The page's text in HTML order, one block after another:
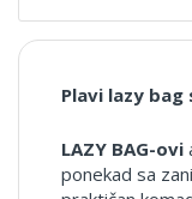
Plavi lazy
LAZY BAG-ovi
ponekad sa